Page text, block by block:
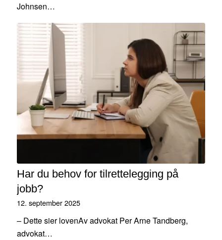
Johnsen…
Har du behov for tilrettelegging på
jobb?
12. september 2025
– Dette sier lovenAv advokat Per Arne Tandberg,
advokat…